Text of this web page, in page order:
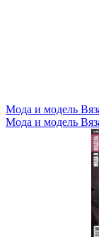
Мода и модель
Мода и модель